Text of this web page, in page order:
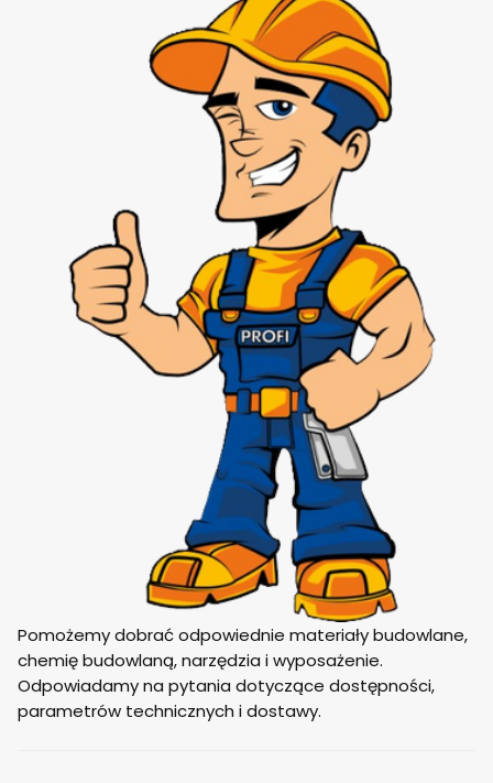
Pomożemy dobrać odpowiednie materiały budowlane,
chemię budowlaną, narzędzia i wyposażenie.
Odpowiadamy na pytania dotyczące dostępności,
parametrów technicznych i dostawy.